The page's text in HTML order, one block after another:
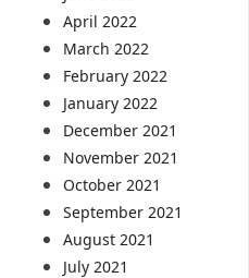
April 2022
March 2022
February 2022
January 2022
December 2021
November 2021
October 2021
September 2021
August 2021
July 2021